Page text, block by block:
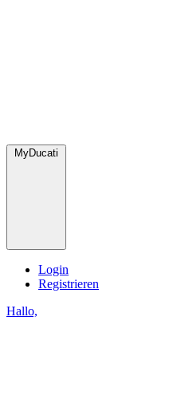
MyDucati
Login
Registrieren
Hallo,